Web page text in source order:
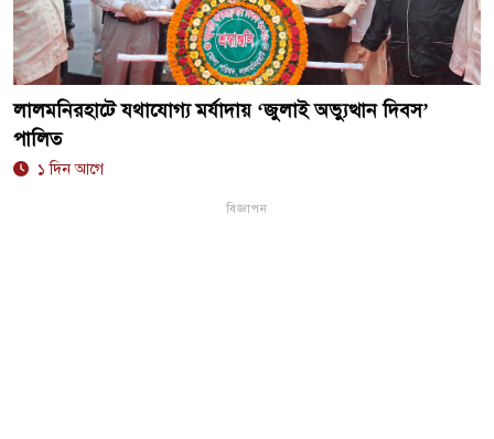
লালমনিরহাটে যথাযোগ্য মর্যাদায় ‘জুলাই অভ্যুত্থান দিবস’
পালিত
১ দিন আগে
বিজ্ঞাপন